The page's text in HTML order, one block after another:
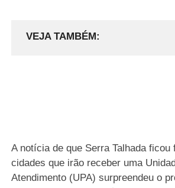
VEJA TAMBÉM
A notícia de que Serra Talhada ficou
cidades que irão receber uma
Atendimento (UPA) surpreendeu o